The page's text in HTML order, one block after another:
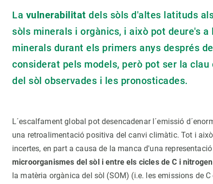
La vulnerabilitat dels sòls d'altes latituds
sòls minerals i orgànics, i això pot deure's
minerals durant els primers anys després
considerat pels models, però pot ser la
del sòl observades i les pronosticades.
L´escalfament global pot desencadenar l´emissió
una retroalimentació positiva del canvi climàtic. Tot i
incertes, en part a causa de la manca d'una
microorganismes del sòl i entre els cicles de C i
la matèria orgànica del sòl (SOM) (i.e. les emissions de